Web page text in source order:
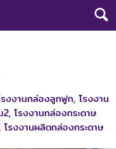
รงงานกล่องลูกฟูก, โรงงาน
2, โรงงานกล่องกระดาษ
โรงงานผลิตกล่องกระดาษ